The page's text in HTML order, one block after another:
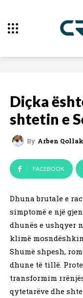
Diçka
shtetin e
By Arben
FACEBOOK
Dhuna brutale e
simptomë e një
dhunës e ushqyer
klimë
Shumë shpesh,
dhune të tillë.
transformim
qytetarëve dhe